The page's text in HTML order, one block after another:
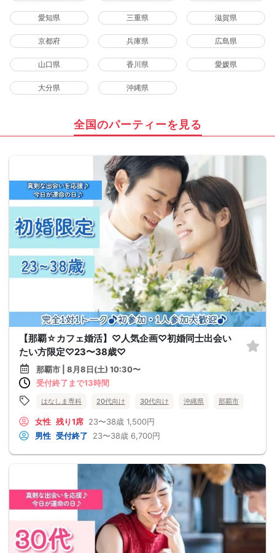
愛知県 三重県 滋賀県
京都府 兵庫県 広島県
山口県 香川県 愛媛県
大分県 沖縄県
全国のパーティーを見る
【那覇☆カフェ婚活】♡人気企画♡初婚同士出会い
たい方限定♡23〜38歳♡
那覇市 | 8月8日(土) 10:30〜
受付終了まで13時間
はなしま専科 20代向け 30代向け 沖縄県 那覇市
女性 残り1席 23〜38歳 1,500円
男性 受付終了 23〜38歳 6,700円